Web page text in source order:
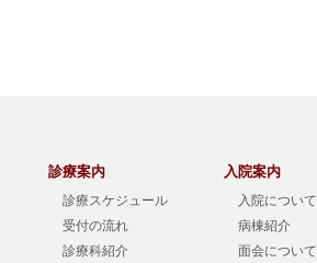
診療案内
診療スケジュール
受付の流れ
診療科紹介
入院案内
入院について
病棟紹介
面会について